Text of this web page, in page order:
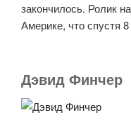
закончилось. Ролик
Америке, что спустя
Дэвид Финчер